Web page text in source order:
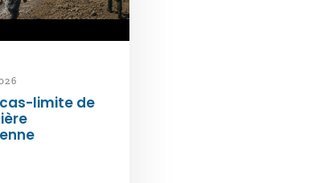
limite de